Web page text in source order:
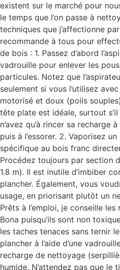
existent sur le marché pour
le temps que l’on passe à
techniques que j’affectionne
recommande à tous pour
de bois : 1. Passez d’abord
vadrouille pour enlever les
particules. Notez que
seulement si vous l’utilisez
motorisé et doux (poils
tête plate est idéale, surtout s’il
n’avez qu’à rincer sa recharge
puis à l’essorer. 2. Vaporisez
spécifique au bois franc
Procédez toujours par section
1.8 m). Il est inutile d’imbiber
plancher. Également, vous
usage, en priorisant plutôt un
Prêts à l’emploi, je conseille
Bona puisqu’ils sont non
les taches tenaces sans ternir
plancher à l’aide d’une
recharge de nettoyage
humide. N’attendez pas que le